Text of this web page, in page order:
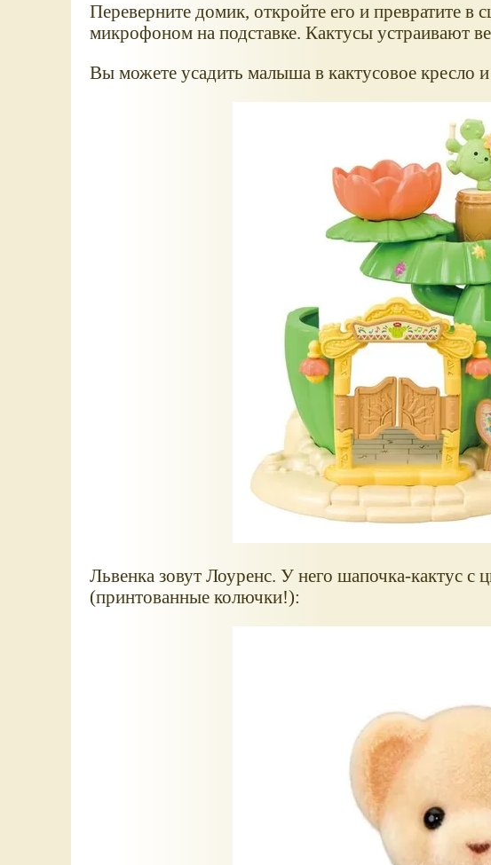
Переверните домик, откройте его и превратите в
микрофоном на подставке. Кактусы устраивают
Вы можете усадить малыша в кактусовое кресло и
Львенка зовут Лоуренс. У него шапочка-кактус с
(принтованные колючки!):